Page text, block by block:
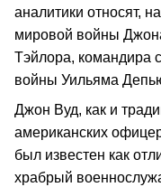
аналитики относят,
мировой войны
Тэйлора, командира
войны Уильяма
Джон Вуд, как и
американских
был известен как
храбрый